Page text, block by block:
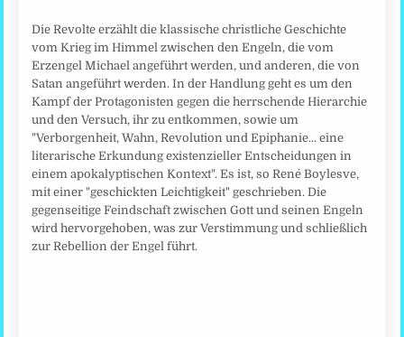
Die Revolte erzählt die klassische christliche Geschichte
vom Krieg im Himmel zwischen den Engeln, die vom
Erzengel Michael angeführt werden, und anderen, die von
Satan angeführt werden. In der Handlung geht es um den
Kampf der Protagonisten gegen die herrschende Hierarchie
und den Versuch, ihr zu entkommen, sowie um
"Verborgenheit, Wahn, Revolution und Epiphanie... eine
literarische Erkundung existenzieller Entscheidungen in
einem apokalyptischen Kontext". Es ist, so René Boylesve,
mit einer "geschickten Leichtigkeit" geschrieben. Die
gegenseitige Feindschaft zwischen Gott und seinen Engeln
wird hervorgehoben, was zur Verstimmung und schließlich
zur Rebellion der Engel führt.